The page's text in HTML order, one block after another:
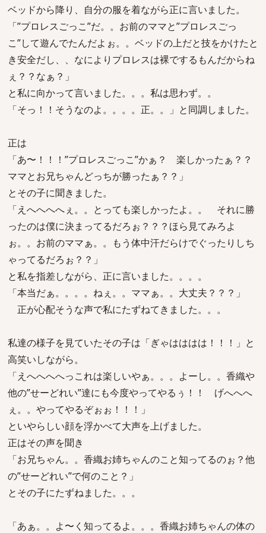
ベッドから降り、自分の服を着ながら正に言いました。
「”プロレスごっこ”だ。。お前のママと”プロレスごっ
こ”して遊んでたんだよぉ。。ベッドの上だと技をかけたと
き安全だし、、なによりプロレスは裸でするもんだからね
ぇ？？なぁ？」
と私に向かって言いました。。。私は思わず。。
「そっ！！そうなのよ。。。。正。。」と同調しました。
正は
「あ〜！！！”プロレスごっこ”かぁ？ 楽しかったぁ？？
ママとお兄ちゃんどっちが勝ったぁ？？」
とその子に聞きました。
「えへへへへぇ。。とっても楽しかったよ。。 それに勝
ったのは僕に決まってるだろぉ？？？ほら見てみろよ
ぉ。。お前のママぁ。。もう体中汗だらけでぐったりしち
ゃってるだろぉ？？」
と私を指差しながら、正に言いました。。。。
「本当だぁ。。。。ねぇ。。ママぁ。。大丈夫？？？」
正が心配そうな声で私にたずねてきました。。。
私達の様子を見ていたその子は「ぎゃはははは！！！」と
高笑いしながら。
「えへへへへっこれは楽しいやぁ。。。よーし。。香織や
他の”せーどれい”達にも今度やってやるぅ！！ げへへへ
ぇ。。やってやるぞぉぉ！！！」
といやらしい顔を浮かべて大声を上げました。
正はその声を聞き
「お兄ちゃん。。香織お姉ちゃんのこと知ってるのぉ？他
の”せーどれい”で何のこと？」
とその子にたずねました。。。
「あぁ。。よ〜く知ってるよ。。。香織お姉ちゃんの体の